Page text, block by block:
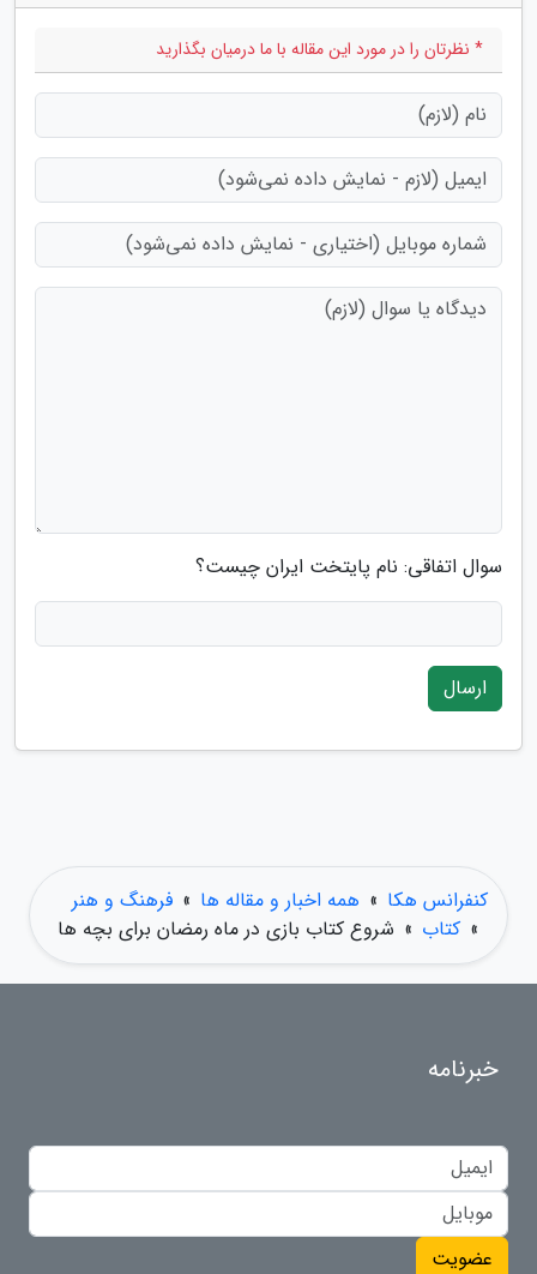
* نظرتان را در مورد این مقاله با ما درمیان بگذارید
سوال اتفاقی: نام پایتخت ایران چیست؟
ارسال
کنفرانس هکا » همه اخبار و مقاله ها » فرهنگ و هنر
» کتاب » شروع کتاب بازی در ماه رمضان برای بچه ها
خبرنامه
عضویت